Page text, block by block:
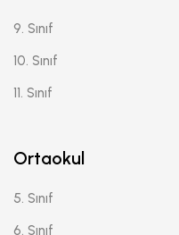
9. Sınıf
10. Sınıf
11. Sınıf
Ortaokul
5. Sınıf
6. Sınıf